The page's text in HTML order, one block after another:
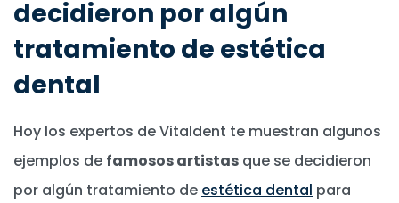
decidieron por algún
tratamiento de estética
dental
Hoy los expertos de Vitaldent te muestran algunos
ejemplos de famosos artistas que se decidieron
por algún tratamiento de estética dental para